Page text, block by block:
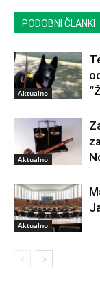
PODOBNI ČLANKI
Aktualno
Aktualno
Aktualno